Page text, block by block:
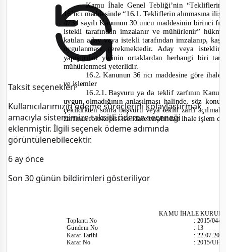
Taksit seçenekleri
Kullanıcılarımızın ödeme süreçlerini kolaylaştırmak
amacıyla sistemimize taksitli ödeme seçeneği
eklenmiştir. İlgili seçenek ödeme adımında
görüntülenebilecektir.
6 ay önce
Son 30 günün bildirimleri gösteriliyor
Kamu İhale Genel Tebliği’nin “Tekliflerin
16’ncı maddesinde “16.1. Tekliflerin alınmasına
4734 sayılı Kanunun 30 uncu maddesinin birinci
istekli tarafından imzalanır ve mühürlenir”
katılan aday veya istekli tarafından imzalanıp,
uygulanması gerekmektedir. Aday veya
yapıştırılan yerinin ortaklardan herhangi biri
mühürlenmesi yeterlidir.
16.2. Kanunun 36 ncı maddesine göre
ve işlemler
16.2.1.Başvuru ya da teklif zarfının
uygun olmadığının anlaşılması halinde, söz
çekildikten sonra başvuru veya teklif zarfı
zarfının fotokopisi ise idare tarafından ihale işlem
KAMU İHALE
ToplantıNo
Gündem No
Karar Tarihi
Karar No
:2015/044
: 13
:
:2015/